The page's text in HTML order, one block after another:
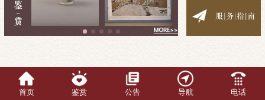
首页 鉴赏 公告 导航 电话